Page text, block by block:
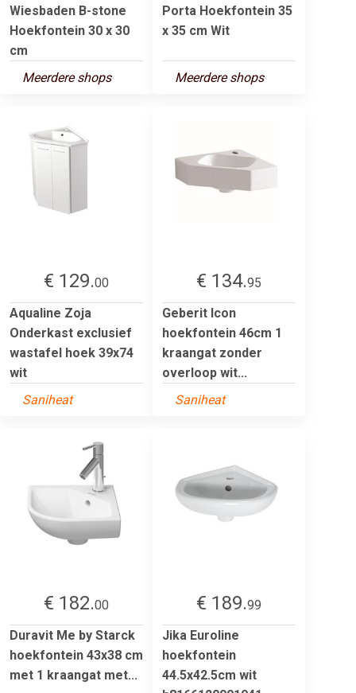
Wiesbaden B-stone
Hoekfontein 30 x 30
cm
Meerdere shops
Porta Hoekfontein 35
x 35 cm Wit
Meerdere shops
€ 129.00
Aqualine Zoja
Onderkast exclusief
wastafel hoek 39x74
wit
Saniheat
€ 134.95
Geberit Icon
hoekfontein 46cm 1
kraangat zonder
overloop wit...
Saniheat
€ 182.00
Duravit Me by Starck
hoekfontein 43x38 cm
met 1 kraangat met...
€ 189.99
Jika Euroline
hoekfontein
44.5x42.5cm wit